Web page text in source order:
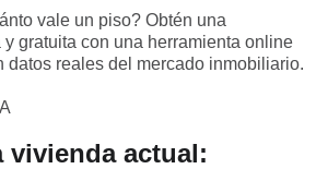
vale un piso? Obtén una
gratuita con una herramienta online
datos reales del mercado inmobiliario.
vivienda actual: